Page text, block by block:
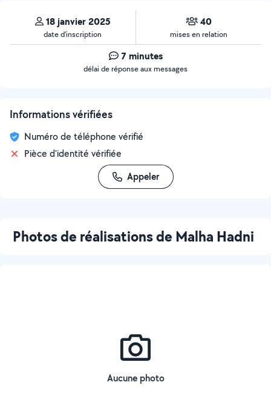
18 janvier 2025
date d’inscription
40
mises en relation
7 minutes
délai de réponse aux messages
Informations vérifiées
Numéro de téléphone vérifié
Pièce d'identité vérifiée
Appeler
Photos de réalisations de Malha Hadni
Aucune photo